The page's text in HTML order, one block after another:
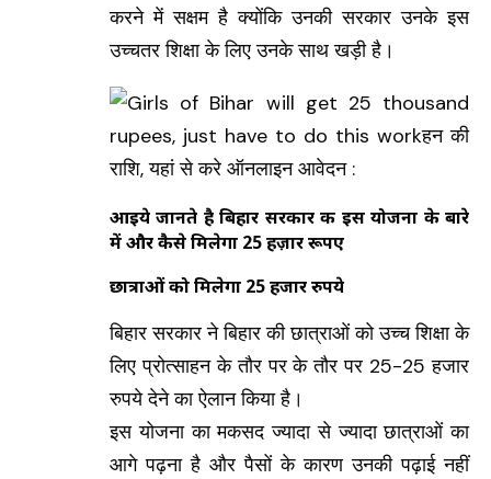
करने में सक्षम है क्योंकि उनकी सरकार उनके इस
उच्चतर शिक्षा के लिए उनके साथ खड़ी है।
आइये जानते है बिहार सरकार की इस योजना के बारे
में और कैसे मिलेगा 25 हज़ार रूपए
छात्राओं को मिलेगा 25 हजार रुपये
बिहार सरकार ने बिहार की छात्राओं को उच्च शिक्षा के
लिए प्रोत्साहन के तौर पर के तौर पर 25-25 हजार
रुपये देने का ऐलान किया है।
इस योजना का मकसद ज्यादा से ज्यादा छात्राओं का
आगे पढ़ना है और पैसों के कारण उनकी पढ़ाई नहीं